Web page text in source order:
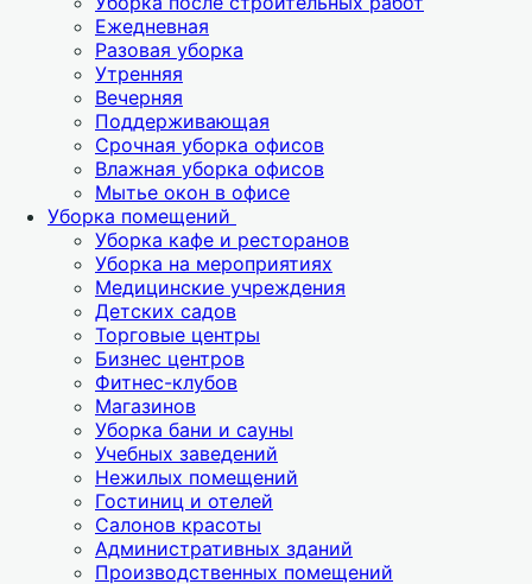
Ежедневная
Разовая уборка
Утренняя
Вечерняя
Поддерживающая
Срочная уборка офисов
Влажная уборка офисов
Мытье окон в офисе
Уборка помещений
Уборка кафе и ресторанов
Уборка на мероприятиях
Медицинские учреждения
Детских садов
Торговые центры
Бизнес центров
Фитнес-клубов
Магазинов
Уборка бани и сауны
Учебных заведений
Нежилых помещений
Гостиниц и отелей
Салонов красоты
Административных зданий
Производственных помещений